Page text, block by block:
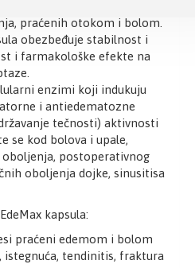
je proteolitički enzim koji
praćenih otokom i bolom.
obezbeđuje stabilnost i
i farmakološke efekte na
enzimi koji indukuju
i antiedematozne
tečnosti) aktivnosti
se kod bolova i upale,
postoperativnog
oboljenja dojke, sinusitisa
kapsula:
praćeni edemom i bolom
istegnuća, tendinitis, fraktura